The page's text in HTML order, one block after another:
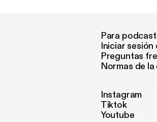
Para
Iniciar
Preguntas
Normas de
Instagram
Tiktok
Youtube